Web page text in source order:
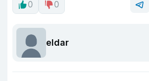
0 0
eldar